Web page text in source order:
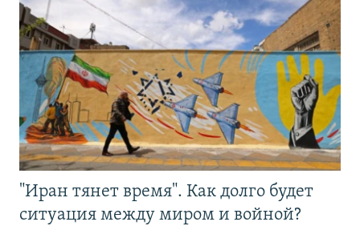
"Иран тянет время". Как долго будет
ситуация между миром и войной?